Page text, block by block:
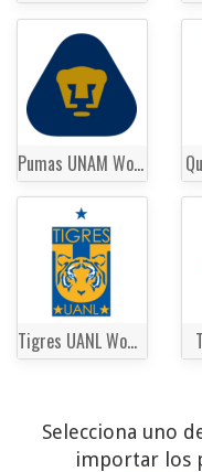
Pumas UNAM Women
Tigres UANL Women
Selecciona uno
importar los